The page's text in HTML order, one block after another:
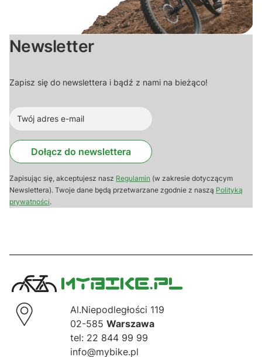
Newsletter
Zapisz się do newslettera i bądź z nami na bieżąco!
Dołącz do newslettera
Zapisując się, akceptujesz nasz Regulamin (w zakresie dotyczącym
Newslettera). Twoje dane będą przetwarzane zgodnie z naszą Polityką
prywatności.
Al.Niepodległości 119
02-585 Warszawa
tel: 22 844 99 99
info@mybike.pl